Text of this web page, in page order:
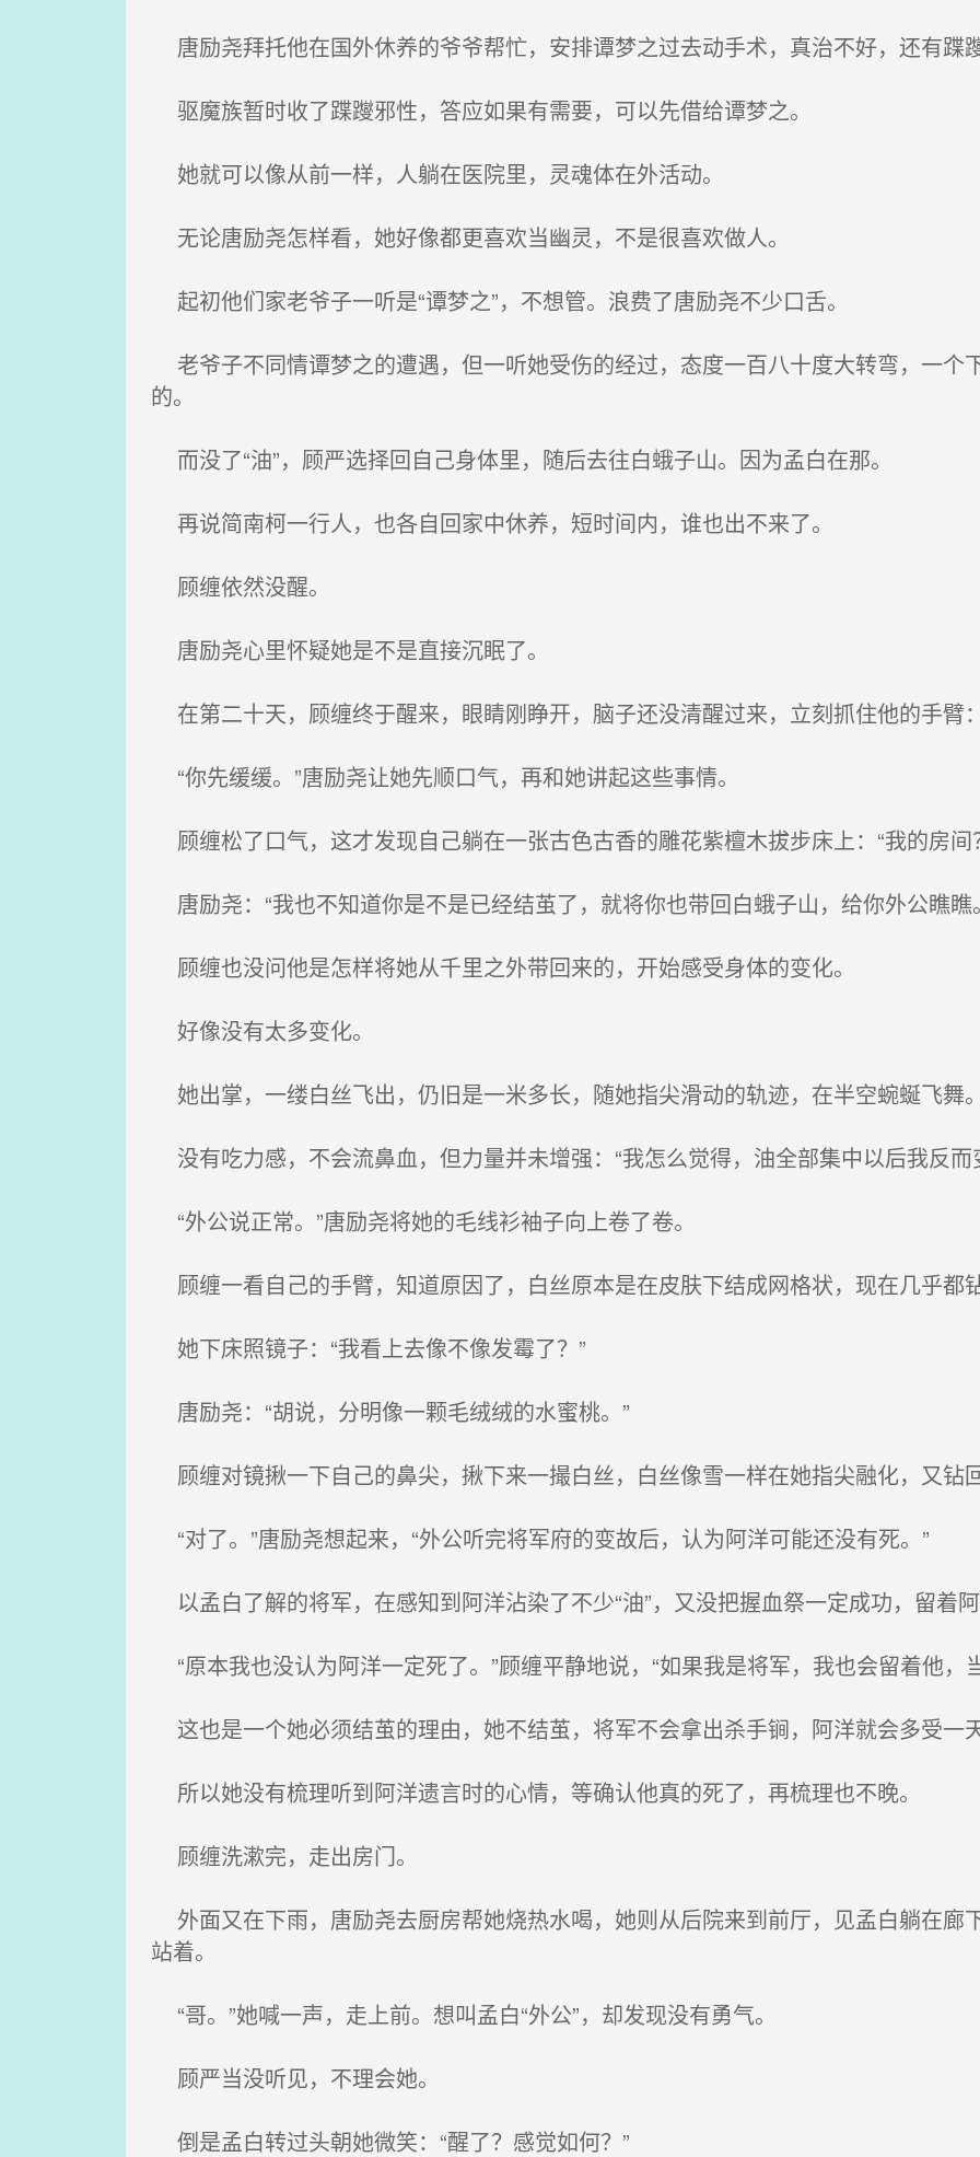
唐励尧拜托他在国外休养的爷爷帮忙，安排谭梦之过去动手术，真治不好，还有蹀
驱魔族暂时收了蹀躞邪性，答应如果有需要，可以先借给谭梦之。
她就可以像从前一样，人躺在医院里，灵魂体在外活动。
无论唐励尧怎样看，她好像都更喜欢当幽灵，不是很喜欢做人。
起初他们家老爷子一听是“谭梦之”，不想管。浪费了唐励尧不少口舌。
老爷子不同情谭梦之的遭遇，但一听她受伤的经过，态度一百八十度大转弯，一个
的。
而没了“油”，顾严选择回自己身体里，随后去往白蛾子山。因为孟白在那。
再说简南柯一行人，也各自回家中休养，短时间内，谁也出不来了。
顾缠依然没醒。
唐励尧心里怀疑她是不是直接沉眠了。
在第二十天，顾缠终于醒来，眼睛刚睁开，脑子还没清醒过来，立刻抓住他的手臂
“你先缓缓。”唐励尧让她先顺口气，再和她讲起这些事情。
顾缠松了口气，这才发现自己躺在一张古色古香的雕花紫檀木拔步床上：“我的房间
唐励尧：“我也不知道你是不是已经结茧了，就将你也带回白蛾子山，给你外公瞧瞧
顾缠也没问他是怎样将她从千里之外带回来的，开始感受身体的变化。
好像没有太多变化。
她出掌，一缕白丝飞出，仍旧是一米多长，随她指尖滑动的轨迹，在半空蜿蜒飞舞
没有吃力感，不会流鼻血，但力量并未增强：“我怎么觉得，油全部集中以后我反而
“外公说正常。”唐励尧将她的毛线衫袖子向上卷了卷。
顾缠一看自己的手臂，知道原因了，白丝原本是在皮肤下结成网格状，现在几乎都
她下床照镜子：“我看上去像不像发霉了？”
唐励尧：“胡说，分明像一颗毛绒绒的水蜜桃。”
顾缠对镜揪一下自己的鼻尖，揪下来一撮白丝，白丝像雪一样在她指尖融化，又钻
“对了。”唐励尧想起来，“外公听完将军府的变故后，认为阿洋可能还没有死。”
以孟白了解的将军，在感知到阿洋沾染了不少“油”，又没把握血祭一定成功，留着
“原本我也没认为阿洋一定死了。”顾缠平静地说，“如果我是将军，我也会留着他，
这也是一个她必须结茧的理由，她不结茧，将军不会拿出杀手锏，阿洋就会多受一
所以她没有梳理听到阿洋遗言时的心情，等确认他真的死了，再梳理也不晚。
顾缠洗漱完，走出房门。
外面又在下雨，唐励尧去厨房帮她烧热水喝，她则从后院来到前厅，见孟白躺在廊
站着。
“哥。”她喊一声，走上前。想叫孟白“外公”，却发现没有勇气。
顾严当没听见，不理会她。
倒是孟白转过头朝她微笑：“醒了？感觉如何？”